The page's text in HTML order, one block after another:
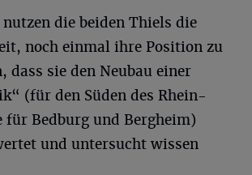
die beiden Thiels die
noch einmal ihre Position zu
dass sie den Neubau einer
(für den Süden des Rhein-
für Bedburg und Bergheim)
und untersucht wissen